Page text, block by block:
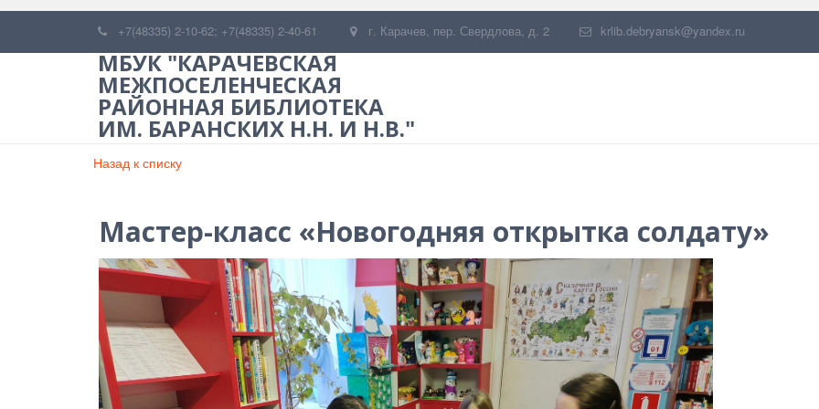
+7(48335) 2-10-62; +7(48335) 2-40-61 г. Карачев, пер. Свердлова, д. 2 krlib.debryansk@yandex.ru
МБУК "КАРАЧЕВСКАЯ
МЕЖПОСЕЛЕНЧЕСКАЯ
РАЙОННАЯ БИБЛИОТЕКА
ИМ. БАРАНСКИХ Н.Н. И Н.В."
Назад к списку
Мастер-класс «Новогодняя открытка солдату»